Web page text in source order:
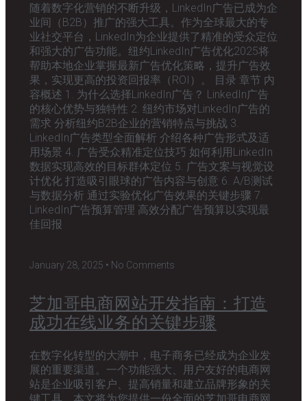
随着数字化营销的不断升级，LinkedIn广告已成为企
业间（B2B）推广的强大工具。作为全球最大的专
业社交平台，LinkedIn为企业提供了精准的受众定位
和强大的广告功能。纽约LinkedIn广告优化2025将
帮助本地企业掌握最新广告优化策略，提升广告效
果，实现更高的投资回报率（ROI）。 目录 章节 内
容概述 1. 为什么选择LinkedIn广告？ LinkedIn广告
的核心优势与独特性 2. 纽约市场对LinkedIn广告的
需求 分析纽约B2B企业的营销特点与挑战 3.
LinkedIn广告类型全面解析 介绍各种广告形式及适
用场景 4. 广告受众精准定位技巧 如何利用LinkedIn
数据实现高效的目标群体定位 5. 广告文案与视觉设
计优化 打造吸引眼球的广告内容与创意 6. A/B测试
与数据分析 通过实验优化广告效果的关键步骤 7.
LinkedIn广告预算管理 高效分配广告预算以实现最
佳回报
January 28, 2025 No Comments
芝加哥电商网站开发指南：打造
成功在线业务的关键步骤
在数字化转型的大潮中，电子商务已经成为企业发
展的重要渠道。一个功能强大、用户友好的电商网
站是企业吸引客户、提高销量和建立品牌形象的关